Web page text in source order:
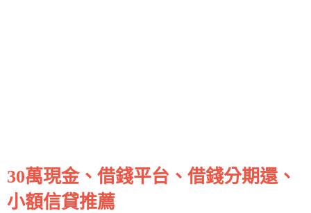
30萬現金、借錢平台、借錢分期還、
小額信貸推薦